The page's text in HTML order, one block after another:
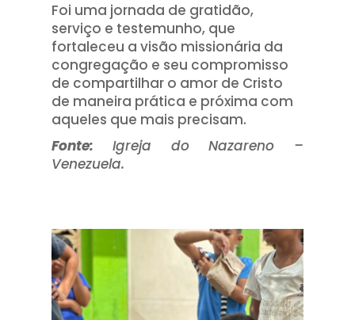
Foi uma jornada de gratidão,
serviço e testemunho, que
fortaleceu a visão missionária da
congregação e seu compromisso
de compartilhar o amor de Cristo
de maneira prática e próxima com
aqueles que mais precisam.
Fonte: Igreja do Nazareno –
Venezuela.